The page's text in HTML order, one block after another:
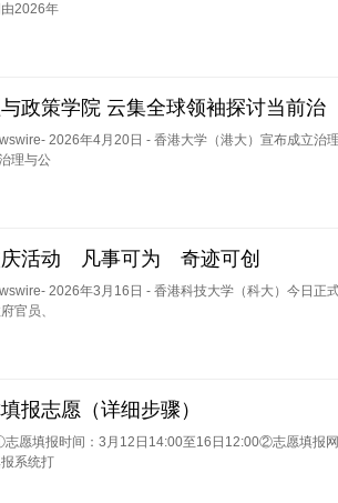
2026年
政策学院 云集全球领袖探讨当前治
2026年4月20日 - 香港大学（港大）宣布成立治
理与公
庆活动 凡事可为 奇迹可创
2026年3月16日 - 香港科技大学（科大）今日正
官员、
报志愿（详细步骤）
愿填报时间：3月12日14:00至16日12:00②志愿填报
系统打